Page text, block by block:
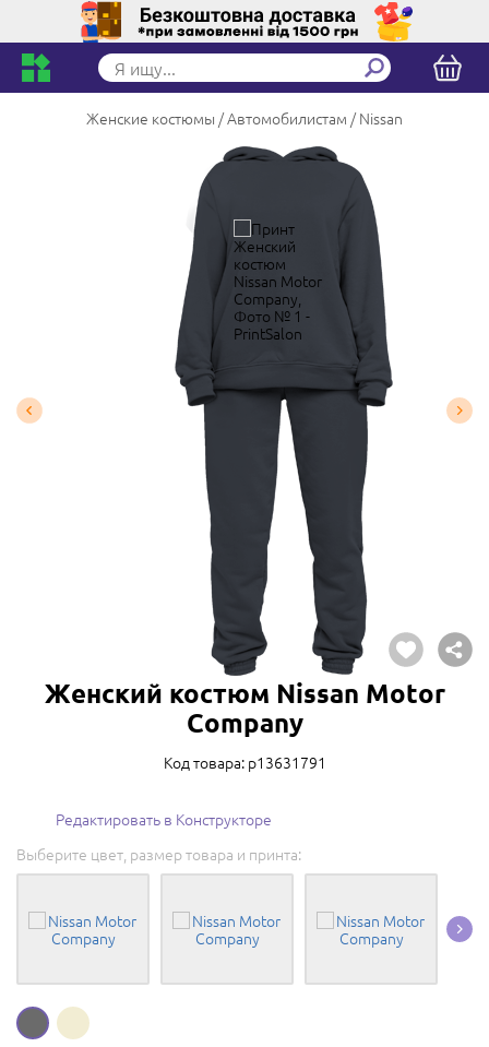
Женские костюмы Автомобилистам Nissan
Женский костюм Nissan Motor
Company
Код товара: p13631791
Редактировать в Конструкторе
Выберите цвет, размер товара и принта: